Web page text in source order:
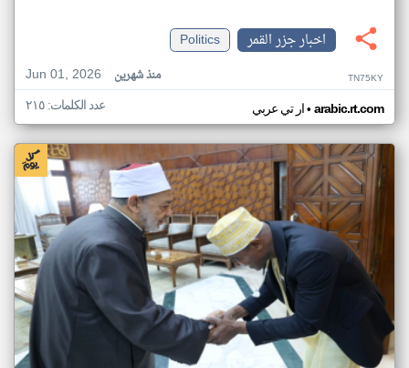
اخبار جزر القمر
Politics
Jun 01, 2026
منذ شهرين TN75KY
ار تي عربي• arabic.rt.com عدد الكلمات: ٢١٥